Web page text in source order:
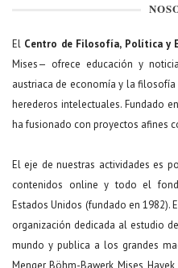
El Centro de Filosofía, Política y
Mises— ofrece educación y
austriaca de economía y la
herederos intelectuales. Fundado
ha fusionado con proyectos afines
El eje de nuestras actividades es
contenidos online y todo el
Estados Unidos (fundado en 1982).
organización dedicada al estudio
mundo y publica a los grandes